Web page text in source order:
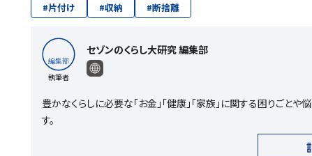
#片付け #収納 #断捨離
執筆者
セゾンのくらし大研究 編集部
豊かなくらしに必要な「お金」「健康」「家族」に関する困りご
す。